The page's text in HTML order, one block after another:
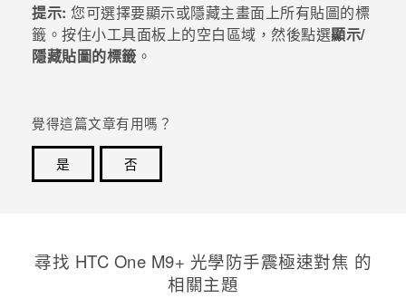
提示: 您可選擇要顯示或隱藏主畫面上所有貼圖的標
籤。按住小工具面板上的空白區域，然後點選顯示/
隱藏貼圖的標籤 。
覺得這篇文章有用嗎？
是
否
尋找 HTC One M9+ 光學防手震極速對焦 的
相關主題